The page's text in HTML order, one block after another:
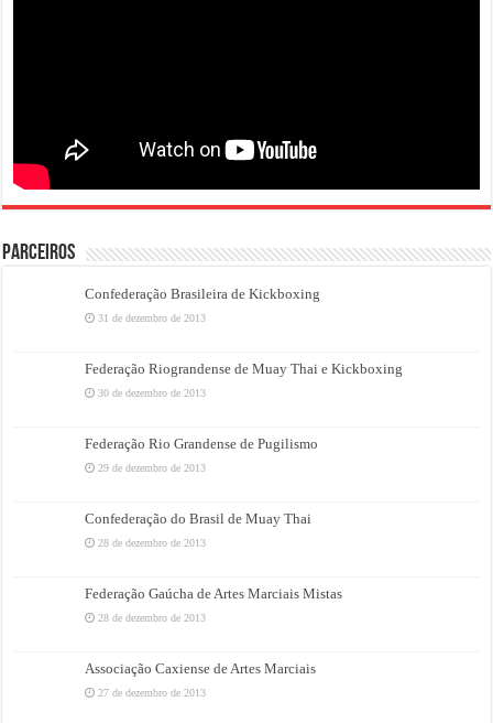
PARCEIROS
Confederação Brasileira de Kickboxing
31 de dezembro de 2013
Federação Riograndense de Muay Thai e Kickboxing
30 de dezembro de 2013
Federação Rio Grandense de Pugilismo
29 de dezembro de 2013
Confederação do Brasil de Muay Thai
28 de dezembro de 2013
Federação Gaúcha de Artes Marciais Mistas
28 de dezembro de 2013
Associação Caxiense de Artes Marciais
27 de dezembro de 2013